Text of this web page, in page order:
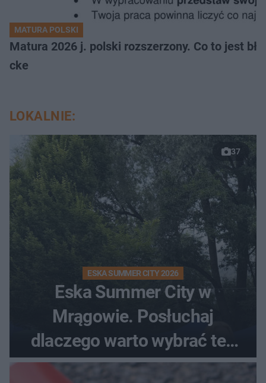
MATURA POLSKI
Matura 2026 j. polski rozszerzony. Co to jest
cke
LOKALNIE:
37
ESKA SUMMER CITY 2026
Eska Summer City w
Mrągowie. Posłuchaj
dlaczego warto wybrać ten
kierunek na urlop!